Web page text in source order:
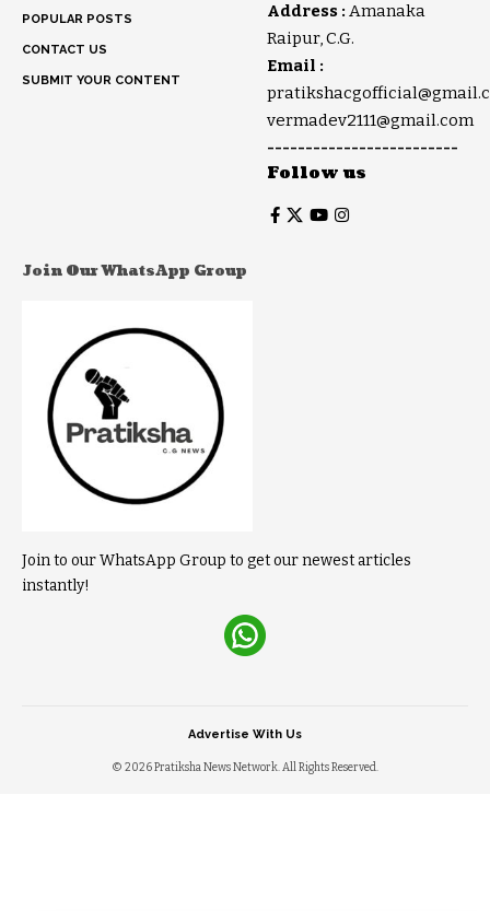
POPULAR POSTS
CONTACT US
SUBMIT YOUR CONTENT
Address : Amanaka
Raipur, C.G.
Email :
vermadev2111@gmail.com
-------------------------
Follow us
Join Our WhatsApp Group
Join to our WhatsApp Group to get our newest articles
instantly!
© 2026 Pratiksha News Network. All Rights Reserved.
Advertise With Us